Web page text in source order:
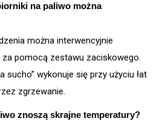
na paliwo można
można interwencyjnie
za pomocą zestawu zaciskowego.
sucho” wykonuje się przy użyciu łat
zgrzewanie.
znoszą skrajne temperatury?